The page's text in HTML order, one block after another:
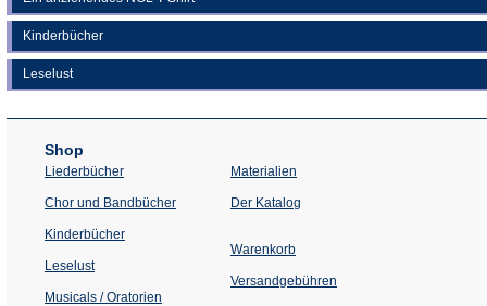
Kinderbücher
Leselust
Shop
Liederbücher
Chor und Bandbücher
Kinderbücher
Leselust
Musicals / Oratorien
Materialien
Der Katalog
Warenkorb
Versandgebühren